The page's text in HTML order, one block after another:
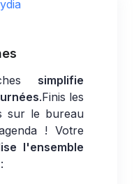
simplifie
.Finis les
sur le bureau
! Votre
l'ensemble
: